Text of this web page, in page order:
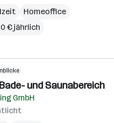
Homeoffice
€ jährlich
und Saunabereich
GmbH